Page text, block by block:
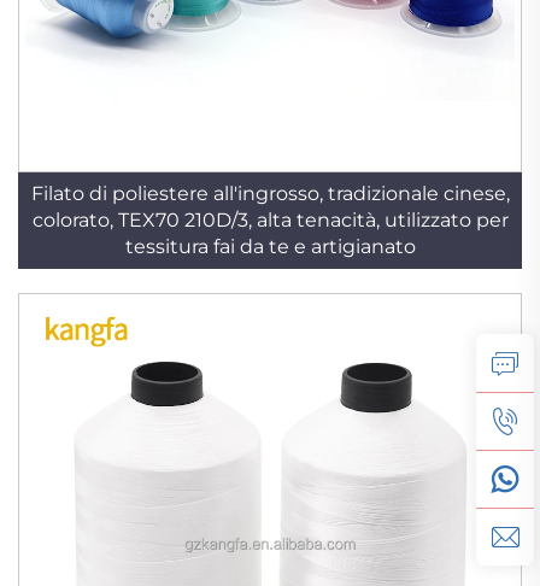
Filato di poliestere all'ingrosso, tradizionale cinese,
colorato, TEX70 210D/3, alta tenacità, utilizzato per
tessitura fai da te e artigianato